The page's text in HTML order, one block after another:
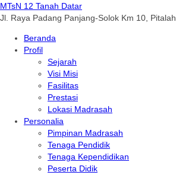
MTsN 12 Tanah Datar
Jl. Raya Padang Panjang-Solok Km 10, Pitalah
Beranda
Profil
Sejarah
Visi Misi
Fasilitas
Prestasi
Lokasi Madrasah
Personalia
Pimpinan Madrasah
Tenaga Pendidik
Tenaga Kependidikan
Peserta Didik